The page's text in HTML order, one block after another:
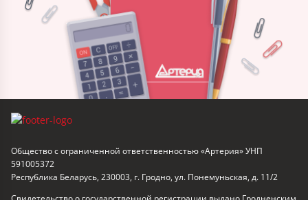
Общество с ограниченной ответственностью «Артерия» УНП
591005372
Республика Беларусь, 230003, г. Гродно, ул. Понемуньская, д. 11/2